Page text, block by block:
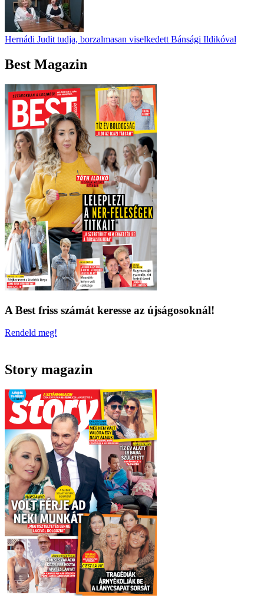
Hernádi Judit tudja, borzalmasan viselkedett Bánsági Ildikóval
Best Magazin
A Best friss számát keresse az újságosoknál!
Rendeld meg!
Story magazin